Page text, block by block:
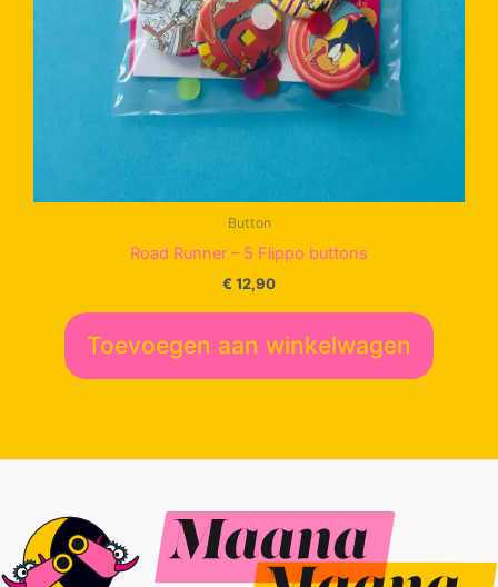
Button
Road Runner – 5 Flippo buttons
€ 12,90
Toevoegen aan winkelwagen